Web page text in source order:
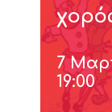
7
19:00